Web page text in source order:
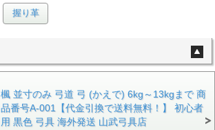
握り革
楓 並寸のみ 弓道 弓 (かえで) 6kg～13kgまで 商
品番号A-001【代金引換で送料無料！】 初心者
用 黒色 弓具 海外発送 山武弓具店